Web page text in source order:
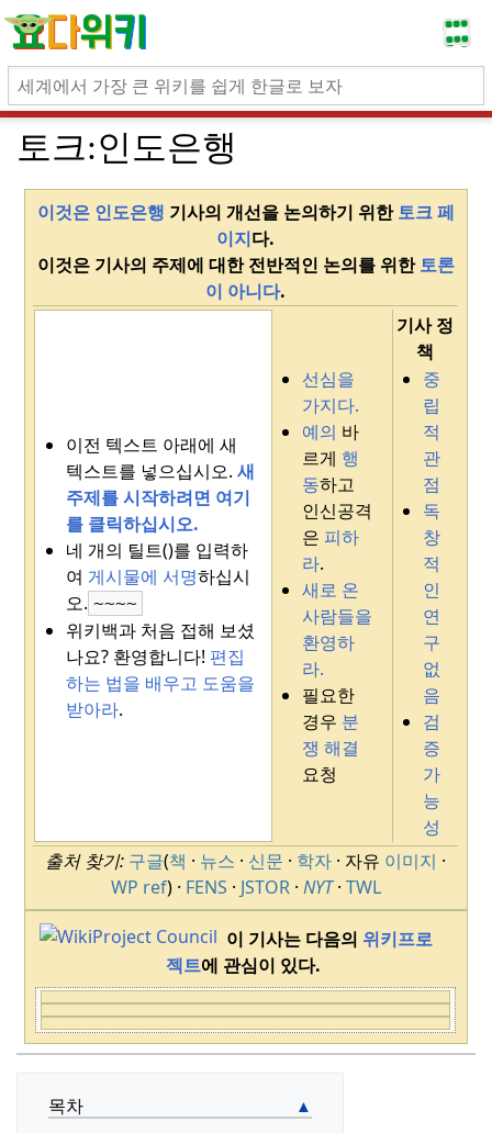
토크:인도은행
이것은 인도은행 기사의 개선을 논의하기 위한토크 페
이지다.
이것은 기사의 주제에 대한 전반적인 논의를 위한토론
이 아니다.
이전 텍스트 아래에 새
텍스트를 넣으십시오. 새
주제를 시작하려면 여기
를 클릭하십시오.
네 개의 틸트()를 입력하
여 게시물에 서명하십시
오. ~~~~
위키백과 처음 접해 보셨
나요?환영합니다! 편집
하는 법을 배우고 도움을
받아라.
선심을
가지다.
예의 바
르게 행
동하고
인신공격
은 피하
라.
새로 온
사람들을
환영하
라.
필요한
경우 분
쟁 해결
요청
기사 정
책
중
립
적
관
점
독
창
적
인
연
구
없
음
검
증
가
능
성
출처 찾기: 구글(책 · 뉴스 · 신문 · 학자 · 자유 이미지 ·
WP ref) · FENS · JSTOR · NYT · TWL
이 기사는 다음의 위키프로
젝트에 관심이 있다.
위키프로젝트 인도/마하라
슈트라/뭄바이
(정격화된 출발
등급, 낮은 중요
위키프로젝트 금융투자
(정격화된 출발 등급,
낮은 중요도)
(등급 시작
목차